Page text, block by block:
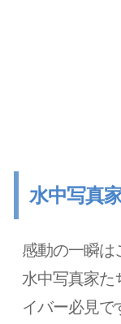
水中写真
感動の一瞬
水中写真家た
イバー必見で